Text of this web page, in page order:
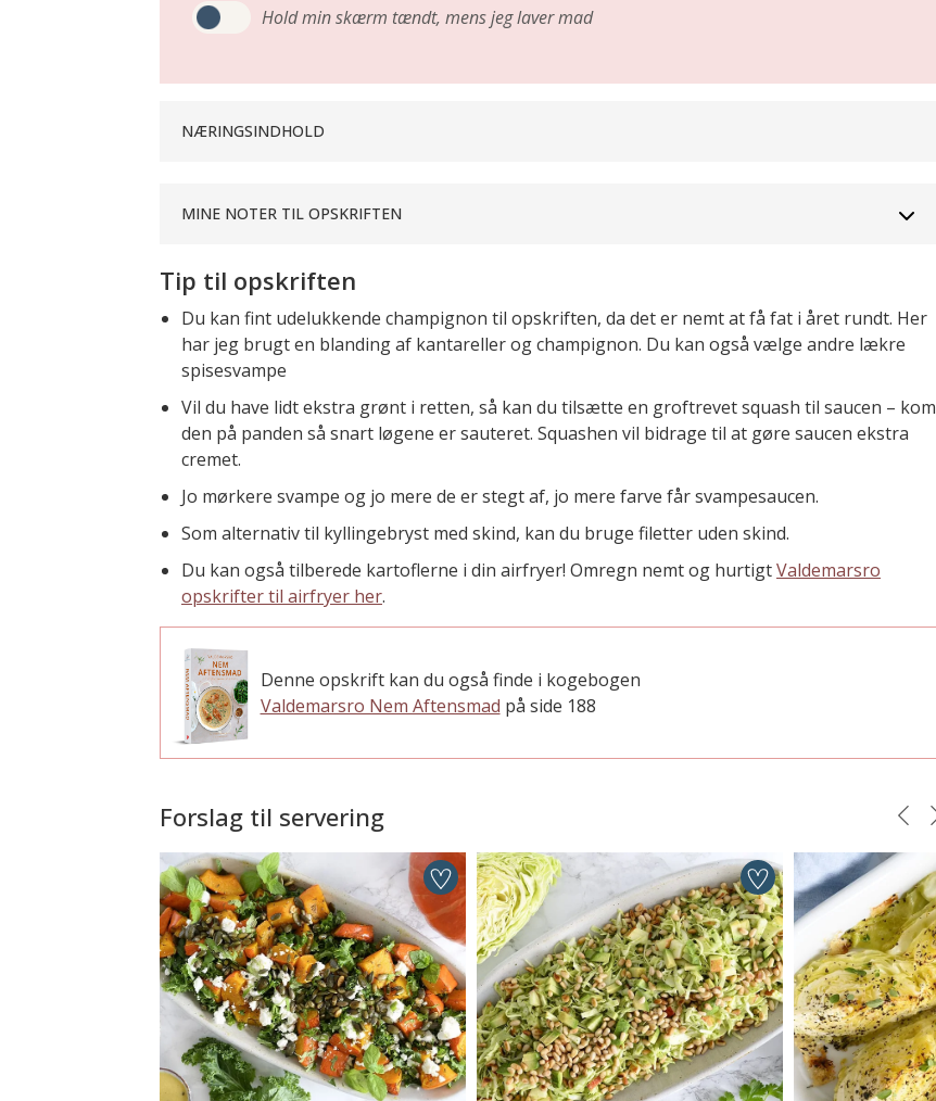
Hold min skærm tændt, mens jeg laver mad
NÆRINGSINDHOLD
MINE NOTER TIL OPSKRIFTEN
Tip til opskriften
Du kan fint udelukkende champignon til opskriften, da det er nemt at få fat i året rundt. Her
har jeg brugt en blanding af kantareller og champignon. Du kan også vælge andre lækre
spisesvampe
Vil du have lidt ekstra grønt i retten, så kan du tilsætte en groftrevet squash til saucen – kom
den på panden så snart løgene er sauteret. Squashen vil bidrage til at gøre saucen ekstra
cremet.
Jo mørkere svampe og jo mere de er stegt af, jo mere farve får svampesaucen.
Som alternativ til kyllingebryst med skind, kan du bruge filetter uden skind.
Du kan også tilberede kartoflerne i din airfryer! Omregn nemt og hurtigtValdemarsro
opskrifter til airfryer her.
Denne opskrift kan du også finde i kogebogen
Valdemarsro Nem Aftensmad på side 188
Forslag til servering